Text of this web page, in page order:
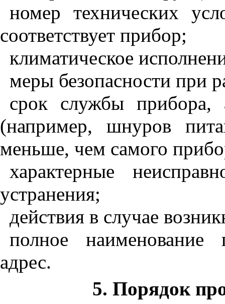
номер технических
соответствует прибор;
климатическое
меры безопасности при
срок службы прибора,
(например, шнуров
меньше, чем самого
характерные
устранения;
действия в случае
полное наименование
адрес.
5. Порядок